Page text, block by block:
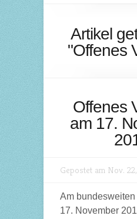
Artikel
"Offenes
Offenes
am 17.
Gepostet am Nov.
Am
17. November